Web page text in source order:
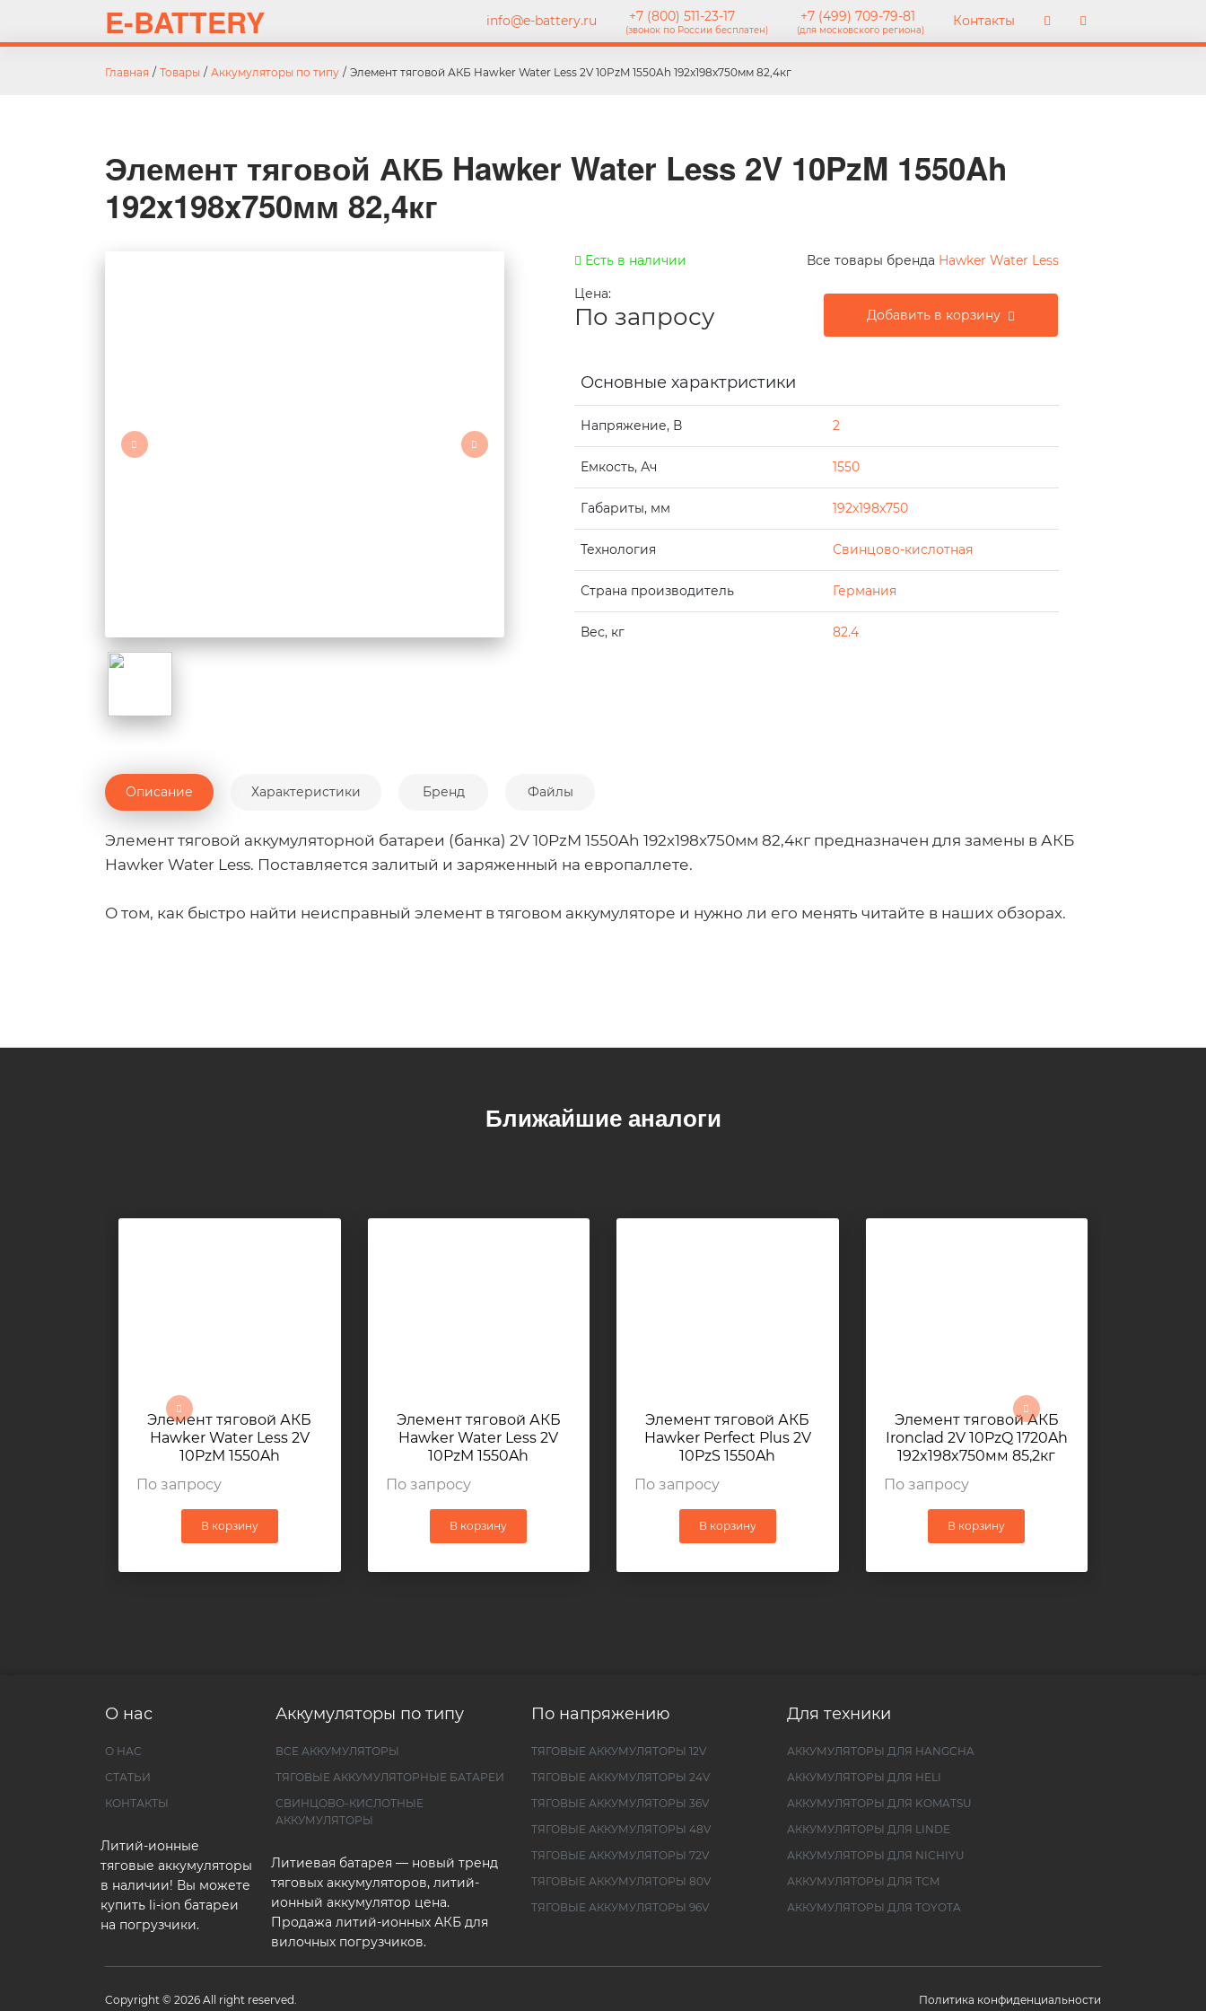
E-BATTERY info@e-battery.ru +7 (800) 511-23-17
(звонок по России бесплатен)
+7 (499) 709-79-81
(для московского региона)
Контакты
Главная / Товары / Аккумуляторы по типу / Элемент тяговой АКБ Hawker Water Less 2V 10PzM 1550Ah 192x198x750мм 82,4кг
Элемент тяговой АКБ Hawker Water Less 2V 10PzM 1550Ah
192x198x750мм 82,4кг
Есть в наличии Все товары бренда Hawker Water Less
Цена:
По запросу Добавить в корзину
Основные характристики
Напряжение, В 2
Емкость, Ач 1550
Габариты, мм 192x198x750
Технология Свинцово-кислотная
Страна производитель Германия
Вес, кг 82.4
Описание Характеристики Бренд Файлы
Элемент тяговой аккумуляторной батареи (банка) 2V 10PzM 1550Ah 192x198x750мм 82,4кг предназначен для замены в АКБ
Hawker Water Less. Поставляется залитый и заряженный на европаллете.
О том, как быстро найти неисправный элемент в тяговом аккумуляторе и нужно ли его менять читайте в наших обзорах.
Ближайшие аналоги
Элемент тяговой АКБ
Hawker Water Less 2V
10PzM 1550Ah
По запросу
В корзину
Элемент тяговой АКБ
Hawker Water Less 2V
10PzM 1550Ah
По запросу
В корзину
Элемент тяговой АКБ
Hawker Perfect Plus 2V
10PzS 1550Ah
По запросу
В корзину
Элемент тяговой АКБ
Ironclad 2V 10PzQ 1720Ah
192x198x750мм 85,2кг
По запросу
В корзину
О нас
О НАС
СТАТЬИ
КОНТАКТЫ
Литий-ионные
тяговые аккумуляторы
в наличии! Вы можете
купить li-ion батареи
на погрузчики.
Аккумуляторы по типу
ВСЕ АККУМУЛЯТОРЫ
ТЯГОВЫЕ АККУМУЛЯТОРНЫЕ БАТАРЕИ
СВИНЦОВО-КИСЛОТНЫЕ
АККУМУЛЯТОРЫ
Литиевая батарея — новый тренд
тяговых аккумуляторов, литий-
ионный аккумулятор цена.
Продажа литий-ионных АКБ для
вилочных погрузчиков.
По напряжению
ТЯГОВЫЕ АККУМУЛЯТОРЫ 12V
ТЯГОВЫЕ АККУМУЛЯТОРЫ 24V
ТЯГОВЫЕ АККУМУЛЯТОРЫ 36V
ТЯГОВЫЕ АККУМУЛЯТОРЫ 48V
ТЯГОВЫЕ АККУМУЛЯТОРЫ 72V
ТЯГОВЫЕ АККУМУЛЯТОРЫ 80V
ТЯГОВЫЕ АККУМУЛЯТОРЫ 96V
Для техники
АККУМУЛЯТОРЫ ДЛЯ HANGCHA
АККУМУЛЯТОРЫ ДЛЯ HELI
АККУМУЛЯТОРЫ ДЛЯ KOMATSU
АККУМУЛЯТОРЫ ДЛЯ LINDE
АККУМУЛЯТОРЫ ДЛЯ NICHIYU
АККУМУЛЯТОРЫ ДЛЯ TCM
АККУМУЛЯТОРЫ ДЛЯ TOYOTA
Copyright © 2026 All right reserved. Политика конфиденциальности